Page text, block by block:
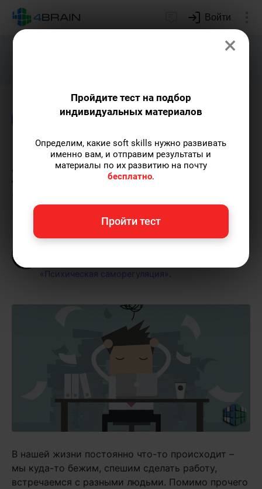
Войти
Подарим индивидуальный план
Психология
10 популярных
упражнений для снятия
Григорий Кшеминский— автор статей.
«Психическая саморегуляция»
В нашей жизни постоянно что-то происходит –
мы куда-то бежим, спешим сделать работу,
встречаемся с разными людьми. Помимо прочего
×
Пройдите тест на подбор
индивидуальных материалов
Определим, какие soft skills нужно развивать
именно вам, и отправим результаты и
материалы по их развитию на почту
бесплатно.
Пройти тест